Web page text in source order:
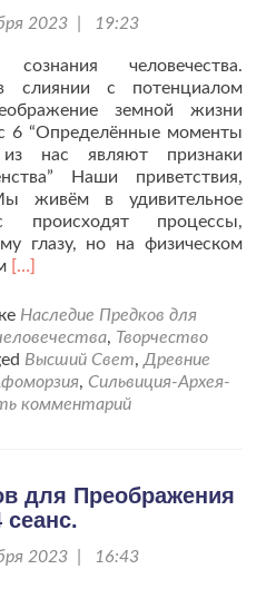
2023 | 19:23
человечества.
слиянии с потенциалом
земной жизни
6 “Определённые моменты
нас являют признаки
Наши приветствия,
живём в удивительное
происходят процессы,
глазу, но на физическом
Читать
проНаследие
Предков
для
Преображения
земной
сеанс.
[…]
Наследие Предков для
, Творчество
Высший Свет, Древние
, Сильвиция-Архея-
комментарий
для Преображения
2023 | 16:43